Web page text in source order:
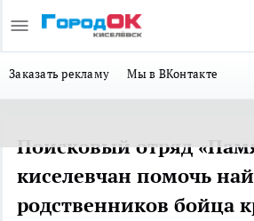
Заказать рекламу Мы в ВКонтакте
Поисковый отряд
киселевчан помочь
родственников бойца